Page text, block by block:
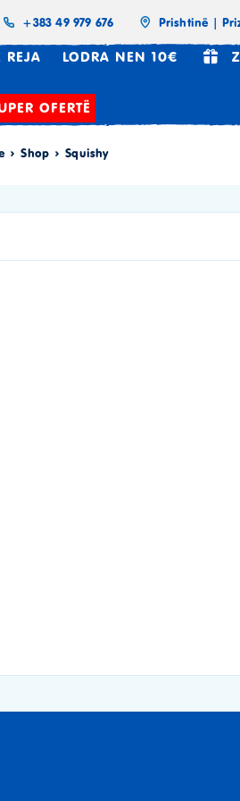
+383 49 979 676 Prishtinë |
REJA LODRA NEN 10€
OFERTË
Shop Squishy